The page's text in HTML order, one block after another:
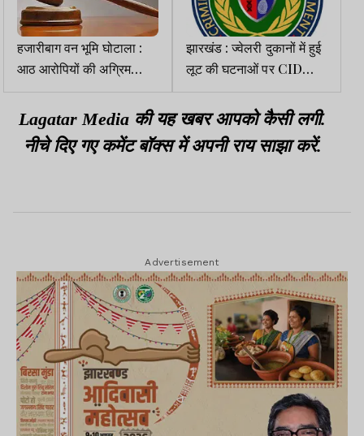
हजारीबाग वन भूमि घोटाला :
आठ आरोपियों की अग्रिम
जमानत याचिका एसीबी कोर्ट से
खारिज
झारखंड : ज्वेलरी दुकानों में हुई
लूट की घटनाओं पर CID
सख्त, SIT के सदस्यों के साथ
समीक्षा बैठक
Lagatar Media की यह खबर आपको कैसी लगी.
नीचे दिए गए कमेंट बॉक्स में अपनी राय साझा करें.
Advertisement